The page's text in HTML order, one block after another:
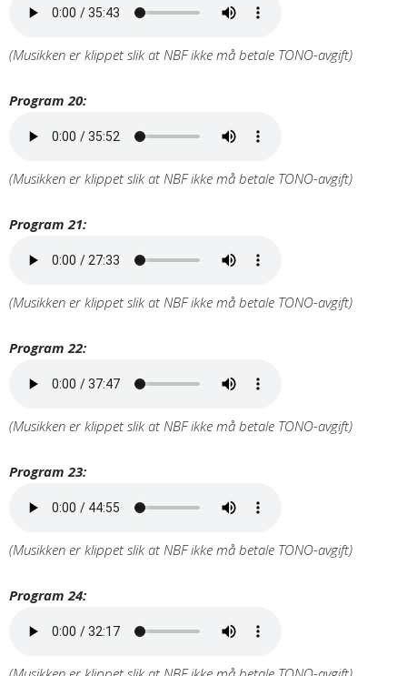
(Musikken er klippet slik at NBF ikke må betale TONO-avgift)
Program 20:
(Musikken er klippet slik at NBF ikke må betale TONO-avgift)
Program 21:
(Musikken er klippet slik at NBF ikke må betale TONO-avgift)
Program 22:
(Musikken er klippet slik at NBF ikke må betale TONO-avgift)
Program 23:
(Musikken er klippet slik at NBF ikke må betale TONO-avgift)
Program 24: